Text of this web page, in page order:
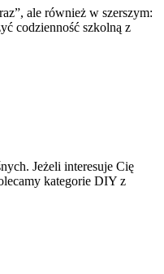
ale również w szerszym:
codzienność szkolną z
Jeżeli interesuje Cię
kategorie DIY z